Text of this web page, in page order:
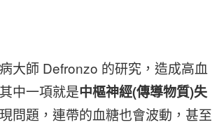
大師 Defronzo 的研究，造成高血
中一項就是中樞神經(傳導物質)失
問題，連帶的血糖也會波動，甚至